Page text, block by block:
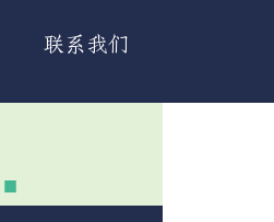
联系我们